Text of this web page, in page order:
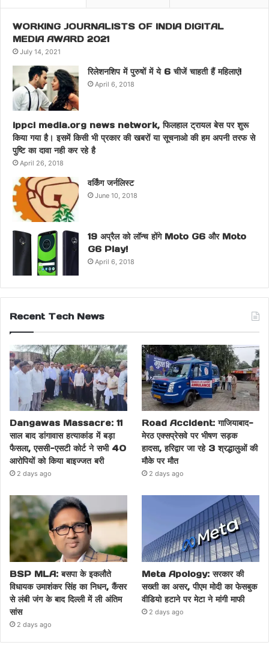
WORKING JOURNALISTS OF INDIA DIGITAL
MEDIA AWARD 2021
July 14, 2021
रिलेशनशिप में पुरुषों में ये 6 चीजें चाहती हैं महिलाएं!
April 6, 2018
ippci media.org news network, फिलहाल ट्रायल बेस पर शुरू
किया गया है। इसमें किसी भी प्रकार की खबरों या सूचनाओ की हम अपनी तरफ से
पुष्टि का दावा नही कर रहे है
April 26, 2018
वर्किंग जर्नलिस्ट
June 10, 2018
19 अप्रैल को लॉन्च होंगे Moto G6 और Moto
G6 Play!
April 6, 2018
Recent Tech News
Dangawas Massacre: 11
साल बाद डांगावास हत्याकांड में बड़ा
फैसला, एससी-एसटी कोर्ट ने सभी 40
आरोपियों को किया बाइज्जत बरी
2 days ago
Road Accident: गाजियाबाद-
मेरठ एक्सप्रेसवे पर भीषण सड़क
हादसा, हरिद्वार जा रहे 3 श्रद्धालुओं की
मौके पर मौत
2 days ago
BSP MLA: बसपा के इकलौते
विधायक उमाशंकर सिंह का निधन, कैंसर
से लंबी जंग के बाद दिल्ली में ली अंतिम
सांस
2 days ago
Meta Apology: सरकार की
सख्ती का असर, पीएम मोदी का फेसबुक
वीडियो हटाने पर मेटा ने मांगी माफी
2 days ago